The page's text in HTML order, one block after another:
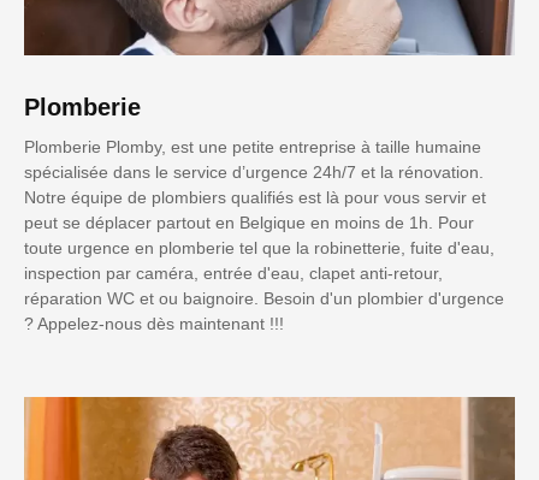
Plomberie
Plomberie Plomby, est une petite entreprise à taille humaine
spécialisée dans le service d’urgence 24h/7 et la rénovation.
Notre équipe de plombiers qualifiés est là pour vous servir et
peut se déplacer partout en Belgique en moins de 1h. Pour
toute urgence en plomberie tel que la robinetterie, fuite d'eau,
inspection par caméra, entrée d'eau, clapet anti-retour,
réparation WC et ou baignoire. Besoin d'un plombier d'urgence
? Appelez-nous dès maintenant !!!